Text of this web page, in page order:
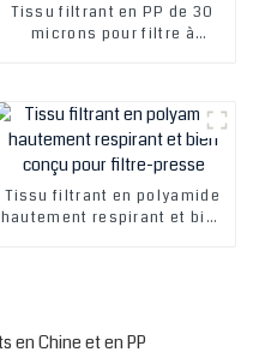
Tissu filtrant en PP de 30
microns pour filtre à
Tissu filtrant en polyamide
hautement respirant et bien